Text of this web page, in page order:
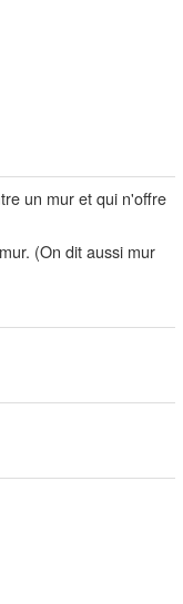
un mur et qui n'offre
(On dit aussi mur